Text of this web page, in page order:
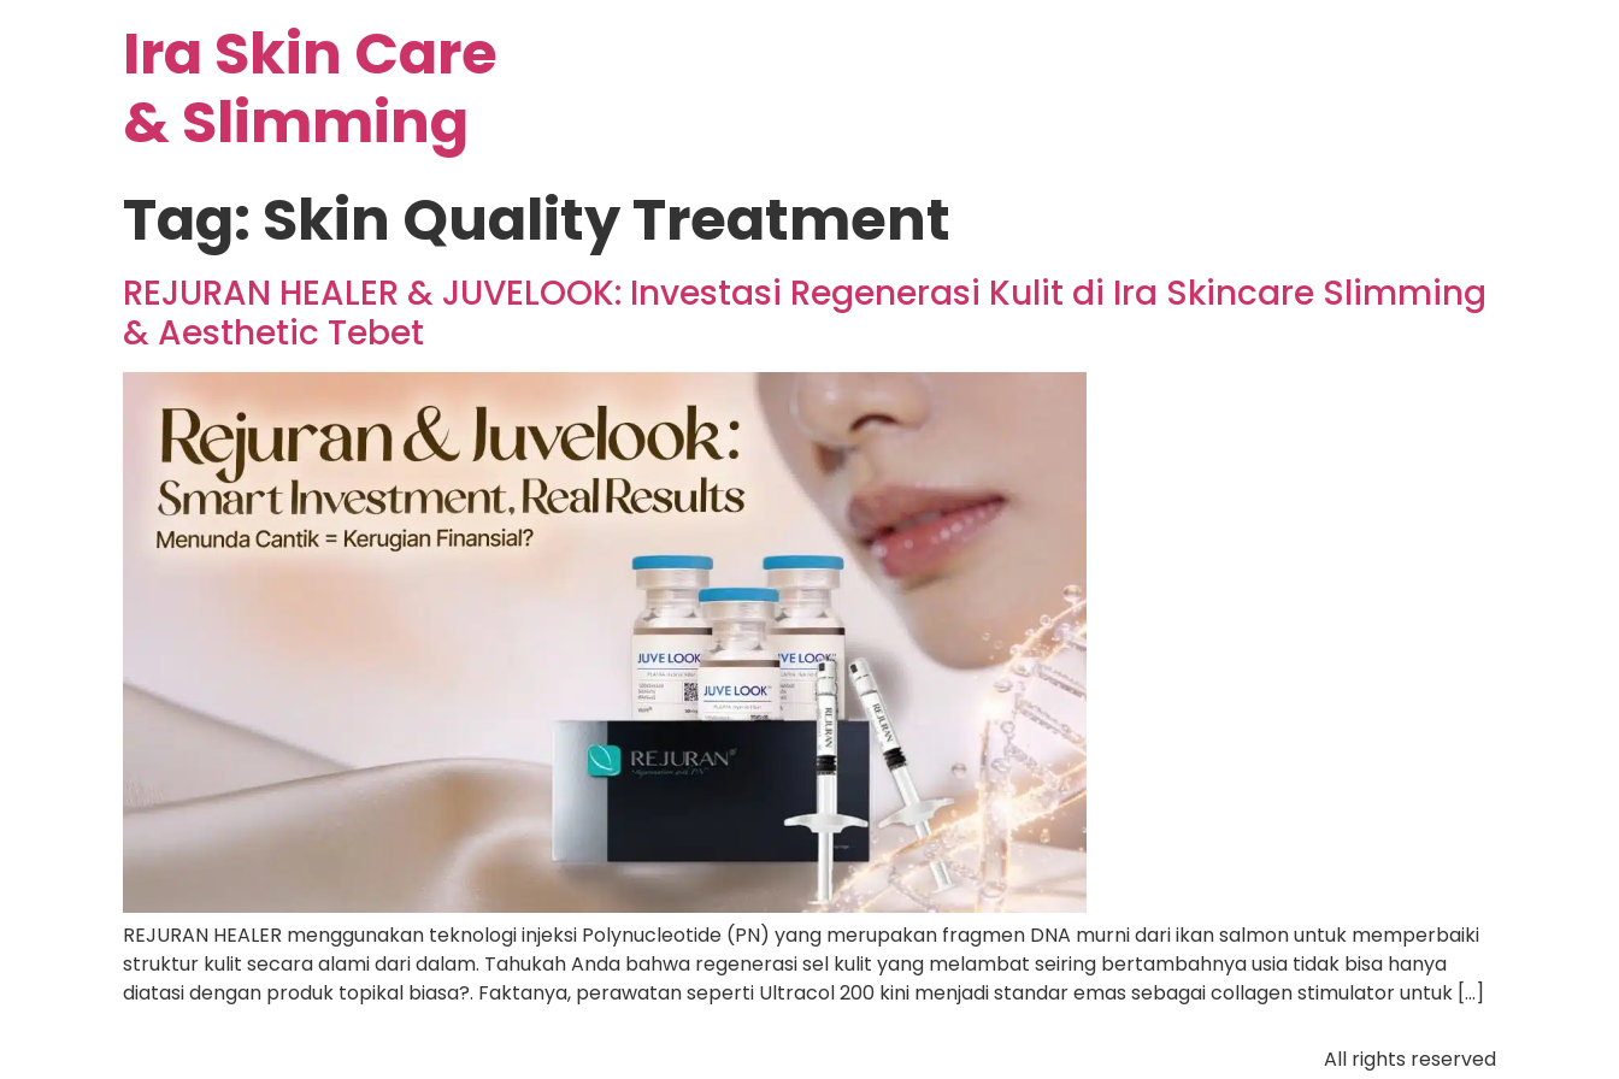
Ira Skin Care
& Slimming
Tag: Skin Quality Treatment
REJURAN HEALER & JUVELOOK: Investasi Regenerasi Kulit di Ira Skincare Slimming
& Aesthetic Tebet
REJURAN HEALER menggunakan teknologi injeksi Polynucleotide (PN) yang merupakan fragmen DNA murni dari ikan salmon untuk memperbaiki
struktur kulit secara alami dari dalam. Tahukah Anda bahwa regenerasi sel kulit yang melambat seiring bertambahnya usia tidak bisa hanya
diatasi dengan produk topikal biasa?. Faktanya, perawatan seperti Ultracol 200 kini menjadi standar emas sebagai collagen stimulator untuk […]
All rights reserved